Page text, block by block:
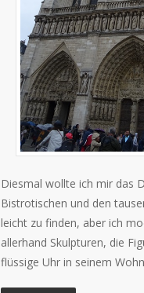
Diesmal wollte ich mir das
Bistrotischen und den
leicht zu finden, aber ich
allerhand Skulpturen, die
flüssige Uhr in seinem